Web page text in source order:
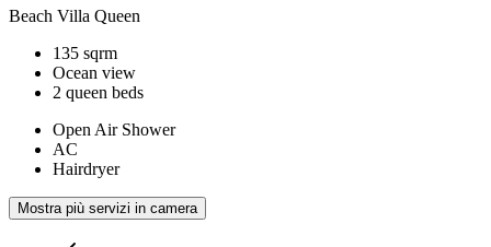
Beach Villa Queen
135 sqrm
Ocean view
2 queen beds
Open Air Shower
AC
Hairdryer
Mostra più servizi in camera